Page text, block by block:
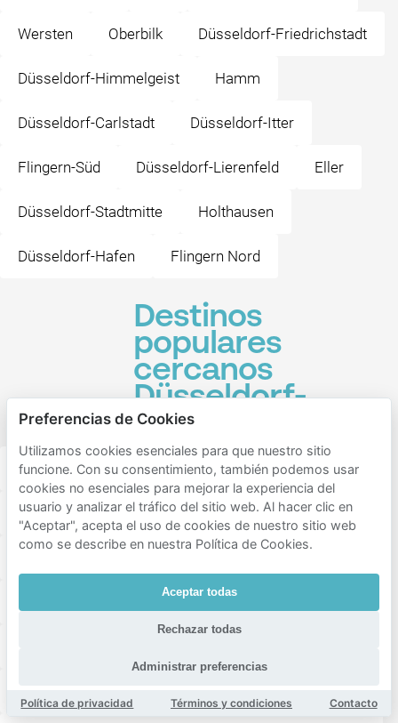
Wersten Oberbilk Düsseldorf-Friedrichstadt
Düsseldorf-Himmelgeist Hamm
Düsseldorf-Carlstadt Düsseldorf-Itter
Flingern-Süd Düsseldorf-Lierenfeld Eller
Düsseldorf-Stadtmitte Holthausen
Düsseldorf-Hafen Flingern Nord
Destinos
populares
cercanos
Düsseldorf-
Flehe
Südpark Dusseldorf-Bilk Florapark
Mitsubishi Electric Halle - D.LIVE
Graf-Adolf-Platz
Preferencias de Cookies
Utilizamos cookies esenciales para que nuestro sitio
funcione. Con su consentimiento, también podemos usar
cookies no esenciales para mejorar la experiencia del
usuario y analizar el tráfico del sitio web. Al hacer clic en
"Aceptar", acepta el uso de cookies de nuestro sitio web
como se describe en nuestra Política de Cookies.
Aceptar todas
Rechazar todas
Administrar preferencias
Política de privacidad Términos y condiciones Contacto